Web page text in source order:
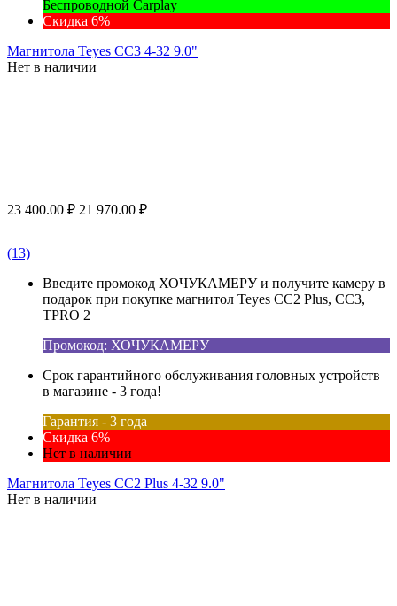
Беспроводной Carplay
Скидка 6%
Магнитола Teyes CC3 4-32 9.0"
Нет в наличии
23 400.00 ₽ 21 970.00 ₽
(13)
Введите промокод ХОЧУКАМЕРУ и получите камеру в
подарок при покупке магнитол Teyes CC2 Plus, CC3,
TPRO 2
Промокод: ХОЧУКАМЕРУ
Срок гарантийного обслуживания головных устройств
в магазине - 3 года!
Гарантия - 3 года
Скидка 6%
Нет в наличии
Магнитола Teyes CC2 Plus 4-32 9.0"
Нет в наличии